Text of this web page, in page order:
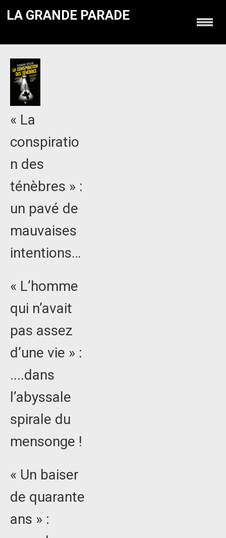
LA GRANDE PARADE
« La
conspiratio
n des
ténèbres » :
un pavé de
mauvaises
intentions…
« L’homme
qui n’avait
pas assez
d’une vie » :
....dans
l’abyssale
spirale du
mensonge !
« Un baiser
de quarante
ans » :